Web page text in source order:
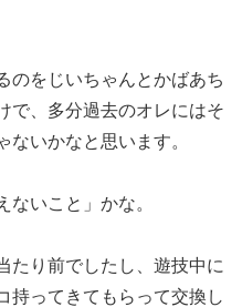
のをじいちゃんとかばあち
で、多分過去のオレにはそ
ないかなと思います。
ないこと」かな。
たり前でしたし、遊技中に
持ってきてもらって交換し